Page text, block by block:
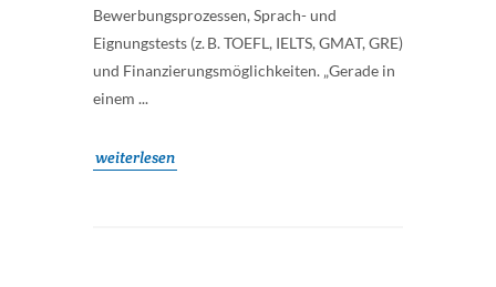
Bewerbungsprozessen, Sprach- und
Eignungstests (z. B. TOEFL, IELTS, GMAT, GRE)
und Finanzierungsmöglichkeiten. „Gerade in
einem ...
weiterlesen